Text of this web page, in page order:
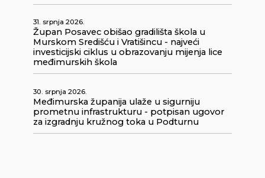
31. srpnja 2026.
Župan Posavec obišao gradilišta škola u
Murskom Središću i Vratišincu - najveći
investicijski ciklus u obrazovanju mijenja lice
međimurskih škola
30. srpnja 2026.
Međimurska županija ulaže u sigurniju
prometnu infrastrukturu - potpisan ugovor
za izgradnju kružnog toka u Podturnu